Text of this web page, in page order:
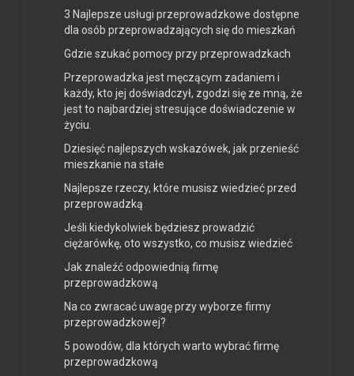
3 Najlepsze usługi przeprowadzkowe dostępne
dla osób przeprowadzających się do mieszkań
Gdzie szukać pomocy przy przeprowadzkach
Przeprowadzka jest męczącym zadaniem i
każdy, kto jej doświadczył, zgodzi się ze mną, że
jest to najbardziej stresujące doświadczenie w
życiu.
Dziesięć najlepszych wskazówek, jak przenieść
mieszkanie na stałe
Najlepsze rzeczy, które musisz wiedzieć przed
przeprowadzką
Jeśli kiedykolwiek będziesz prowadzić
ciężarówkę, oto wszystko, co musisz wiedzieć
Jak znaleźć odpowiednią firmę
przeprowadzkową
Na co zwracać uwagę przy wyborze firmy
przeprowadzkowej?
5 powodów, dla których warto wybrać firmę
przeprowadzkową